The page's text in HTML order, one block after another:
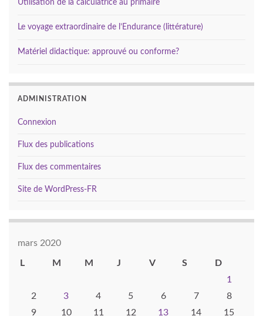
Utilisation de la calculatrice au primaire
Le voyage extraordinaire de l’Endurance (littérature)
Matériel didactique: approuvé ou conforme?
ADMINISTRATION
Connexion
Flux des publications
Flux des commentaires
Site de WordPress-FR
mars 2020
L M M J V S
D
1
2
3 4 5 6 7
8
9
10 11 12 13 14 15